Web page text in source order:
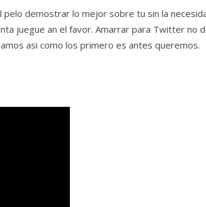
demostrar lo mejor sobre tu sin la
juegue an el favor. Amarrar para Twitter no
asi como los primero es antes queremos.